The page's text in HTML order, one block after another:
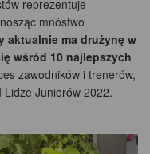
reprezentuje
mnóstwo
aktualnie ma drużynę w
wśród 10 najlepszych
zawodników i trenerów,
Lidze Juniorów 2022.